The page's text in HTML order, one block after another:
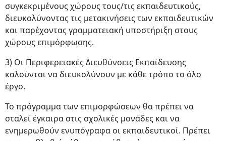
συγκεκριμένους χώρους τους/τις εκπαιδευτικούς,
διευκολύνοντας τις μετακινήσεις των εκπαιδευτικών
και παρέχοντας γραμματειακή υποστήριξη στους
χώρους επιμόρφωσης.
3) Οι Περιφερειακές Διευθύνσεις Εκπαίδευσης
καλούνται να διευκολύνουν με κάθε τρόπο το όλο
έργο.
Το πρόγραμμα των επιμορφώσεων θα πρέπει να
σταλεί έγκαιρα στις σχολικές μονάδες και να
ενημερωθούν ενυπόγραφα οι εκπαιδευτικοί. Πρέπει